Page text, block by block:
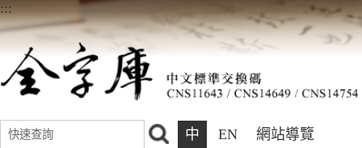
:::
中 EN 網站導覽